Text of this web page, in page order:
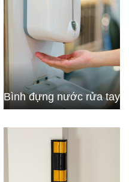
Bình đựng nước rửa tay